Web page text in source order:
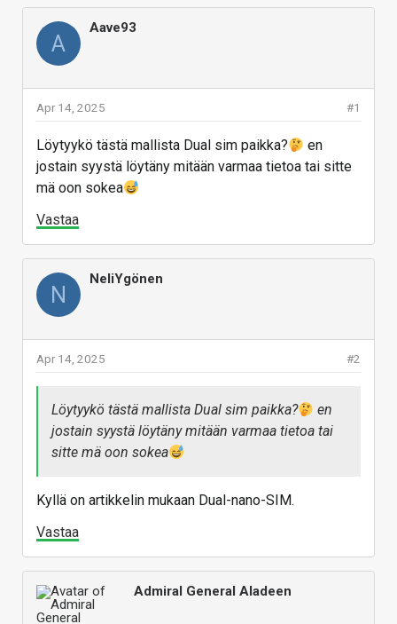
A
Aave93
#1
Apr 14, 2025
Löytyykö tästä mallista Dual sim paikka?
en
jostain syystä löytäny mitään varmaa tietoa tai sitte
mä oon sokea
Vastaa
N
NeliYgönen
#2
Apr 14, 2025
Löytyykö tästä mallista Dual sim paikka?
en
jostain syystä löytäny mitään varmaa tietoa tai
sitte mä oon sokea
Kyllä on artikkelin mukaan Dual-nano-SIM.
Vastaa
Admiral General Aladeen